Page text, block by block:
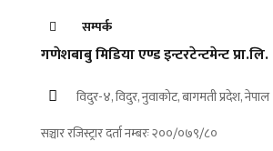
सम्पर्क
गणेशबाबु मिडिया एण्ड इन्टरटेन्टमेन्ट प्रा.लि.
विदुर-४, विदुर, नुवाकोट, बागमती प्रदेश, नेपाल
सञ्चार रजिस्ट्रार दर्ता नम्बरः २००/०७९/८०